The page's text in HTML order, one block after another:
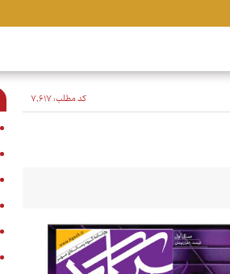
کد مطلب:۷٬۶۱۷